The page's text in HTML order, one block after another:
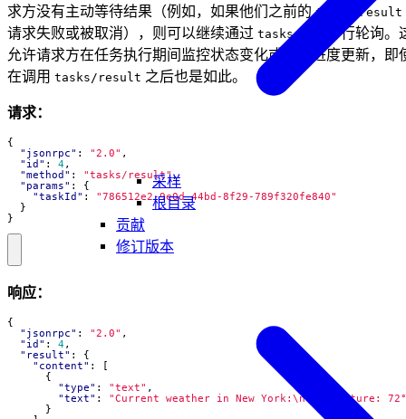
采样
根目录
贡献
修订版本
求方没有主动等待结果（例如，如果他们之前的tasks/result
请求失败或被取消），则可以继续通过 tasks/get
并行轮询。
允许请求方在任务执行期间监控状态变化或显示进度更新，即
在调用 tasks/result 之后也是如此。
请求：
{
"jsonrpc" : "2.0" ,
"id" : 4,
"method" : "tasks/result",
"params" :
{
"taskId" :
"786512e2-9e0d-44bd-8f29-789f320fe840"
}
}
响应：
{
"jsonrpc" : "2.0" ,
"id" : 4,
"result" :
{
"content" :
[
{
"type" : "text" ,
"text" :
"Current weather in New York:\nTemperature:
}